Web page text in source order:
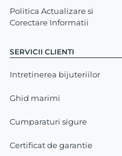
Politica Actualizare si
Corectare Informatii
SERVICII CLIENTI
Intretinerea bijuteriilor
Ghid marimi
Cumparaturi sigure
Certificat de garantie